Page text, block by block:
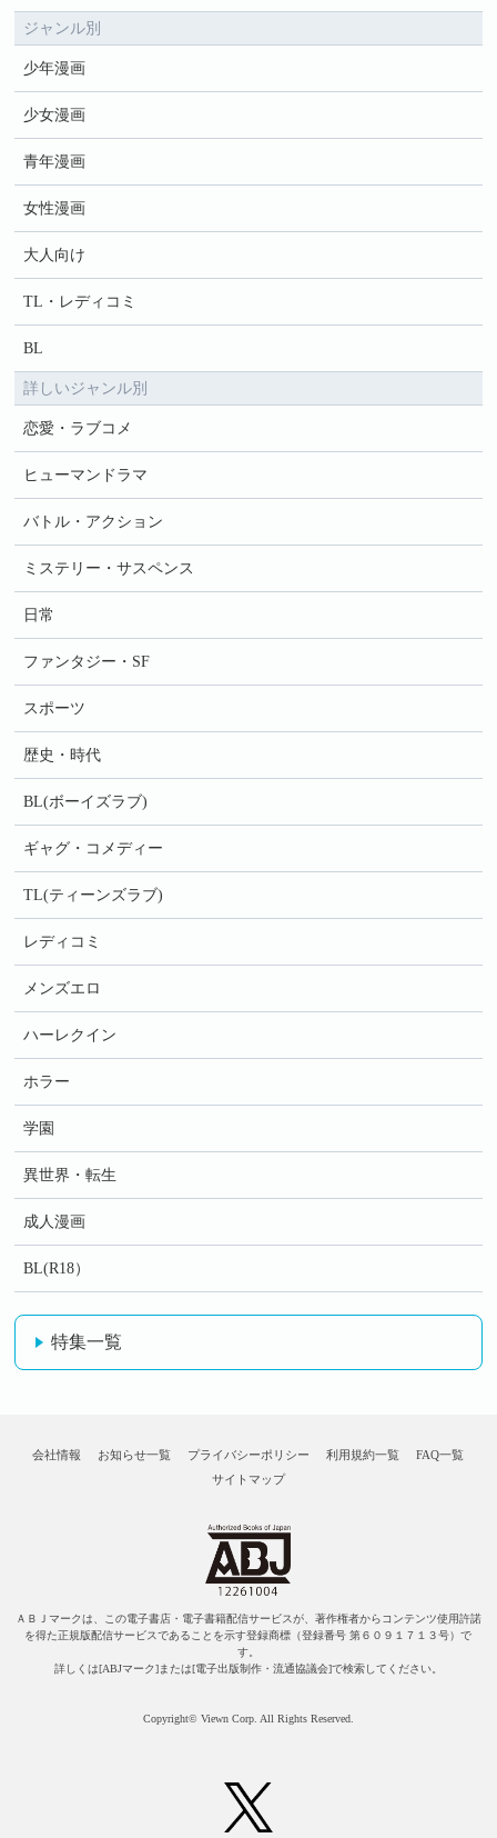
ジャンル別
少年漫画
少女漫画
青年漫画
女性漫画
大人向け
TL・レディコミ
BL
詳しいジャンル別
恋愛・ラブコメ
ヒューマンドラマ
バトル・アクション
ミステリー・サスペンス
日常
ファンタジー・SF
スポーツ
歴史・時代
BL(ボーイズラブ)
ギャグ・コメディー
TL(ティーンズラブ)
レディコミ
メンズエロ
ハーレクイン
ホラー
学園
異世界・転生
成人漫画
BL(R18）
特集一覧
会社情報 お知らせ一覧 プライバシーポリシー 利用規約一覧
FAQ一覧
サイトマップ
ＡＢＪマークは、この電子書店・電子書籍配信サービスが、著作権者からコンテンツ使用許諾
を得た正規版配信サービスであることを示す登録商標（登録番号 第６０９１７１３号）で
す。
詳しくは[ABJマーク]または[電子出版制作・流通協議会]で検索してください。
Copyright© Viewn Corp. All Rights Reserved.